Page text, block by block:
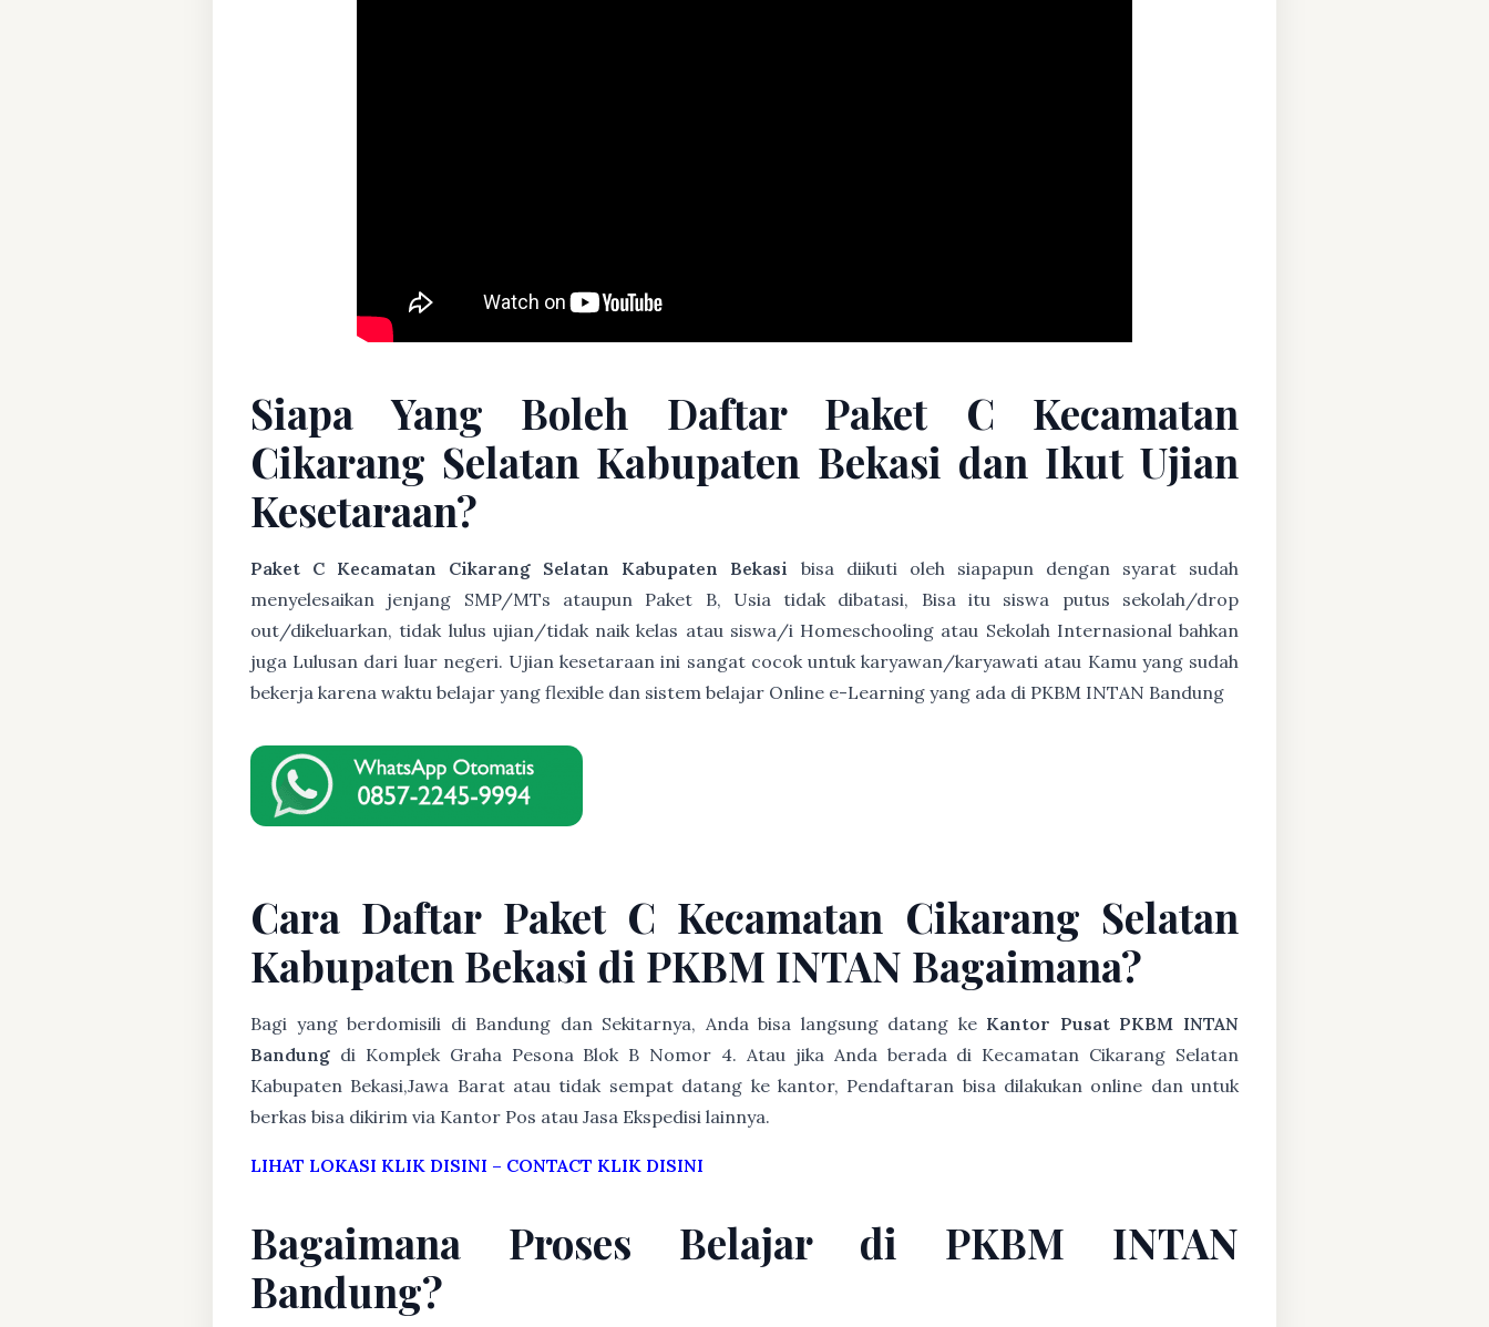
Siapa Yang Boleh Daftar Paket C Kecamatan
Cikarang Selatan Kabupaten Bekasi dan Ikut Ujian
Kesetaraan?
Paket C Kecamatan Cikarang Selatan Kabupaten Bekasi
bisa diikuti oleh siapapun dengan syarat sudah
menyelesaikan jenjang SMP/MTs ataupun Paket B, Usia tidak dibatasi, Bisa itu siswa putus sekolah/drop
out/dikeluarkan, tidak lulus ujian/tidak naik kelas atau siswa/i Homeschooling atau Sekolah Internasional bahkan
juga Lulusan dari luar negeri. Ujian kesetaraan ini sangat cocok untuk karyawan/karyawati atau Kamu yang sudah
bekerja karena waktu belajar yang flexible dan sistem belajar Online e-Learning yang ada di PKBM INTAN Bandung
Cara Daftar Paket C Kecamatan Cikarang Selatan
Kabupaten Bekasi di PKBM INTAN Bagaimana?
Bagi yang berdomisili di Bandung dan Sekitarnya, Anda bisa langsung datang ke Kantor Pusat PKBM INTAN
Bandung di Komplek Graha Pesona Blok B Nomor 4. Atau jika Anda berada di Kecamatan Cikarang Selatan
Kabupaten Bekasi,Jawa Barat atau tidak sempat datang ke kantor, Pendaftaran bisa dilakukan online dan untuk
berkas bisa dikirim via Kantor Pos atau Jasa Ekspedisi lainnya.
LIHAT LOKASI KLIK DISINI – CONTACT KLIK DISINI
Bagaimana Proses Belajar di PKBM INTAN
Bandung?